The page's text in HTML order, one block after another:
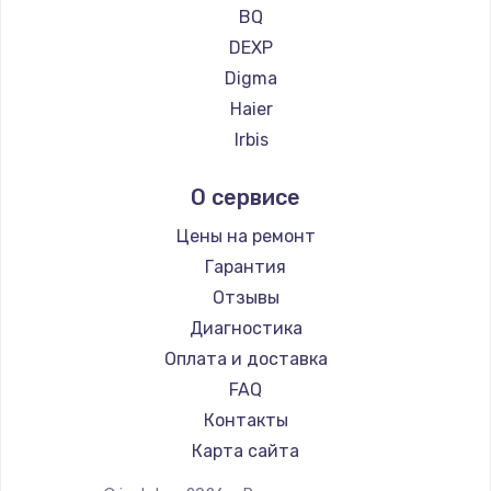
Ремонт платы усилителя
1200 руб.
Заказать
Ремонт платы блока питания
Заказать
Тюнинг динамиков
4900 руб.
Заказать
Ремонт криптомодуля
1100 руб.
Заказать
Ремонт планшетов CHUWI
BQ
DEXP
Digma
Haier
Irbis
Microsoft
BlackView
Amazon
Aquarius
Philips
Dell
HP
Getac
ZTE
О сервисе
Цены на ремонт
Гарантия
Отзывы
Диагностика
Оплата и доставка
FAQ
Контакты
Карта сайта